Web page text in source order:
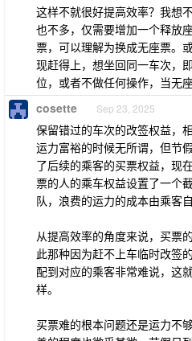
这样不就很好提高效率？我想
也不多，仅需要增加一个释放
票，可以理解为换成无座票。
现赶得上，想坐回同一车次，
位，或者不做任何操作，当无
cosette Sep 23, 2025
保留错过的车次的改签权益，
运力富裕的时候无所谓，但节
了后续的乘客的买票权益，现
票的人的乘车权益设置了一个
队，浪费的运力的成本由乘客自
从提高效率的角度来说，买票
此那种因为赶不上车临时改签
配到对应的乘客非常难说，这
样。
买票难的根本问题还是运力不